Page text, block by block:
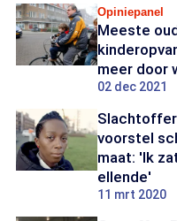
Opiniepanel
Meeste
meer door
02 dec 2021
voorstel
maat: 'Ik
ellende'
11 mrt 2020